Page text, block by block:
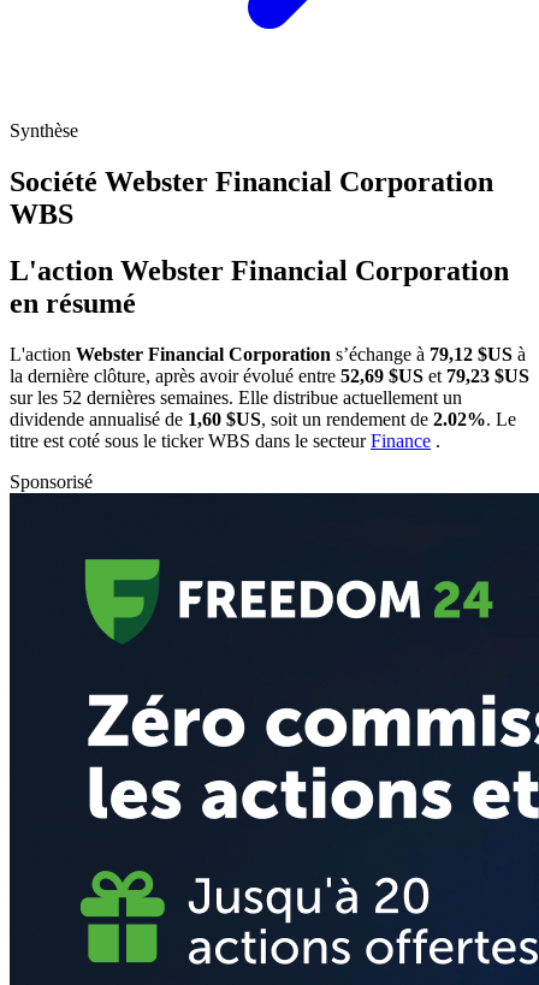
Synthèse
Société Webster Financial Corporation
WBS
L'action Webster Financial Corporation
en résumé
L'action Webster Financial Corporation s’échange à 79,12 $US à
la dernière clôture, après avoir évolué entre 52,69 $US et 79,23 $US
sur les 52 dernières semaines. Elle distribue actuellement un
dividende annualisé de 1,60 $US, soit un rendement de 2.02%. Le
titre est coté sous le tickerWBS dans le secteurFinance .
Sponsorisé